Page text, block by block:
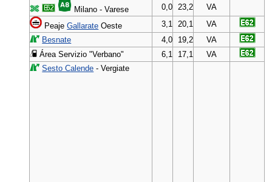
Milano - Varese
0,0 23,2 VA
PeajeGallarate Oeste 3,1 20,1
VA
Besnate
4,0 19,2
VA
Área Servizio "Verbano"
6,1 17,1
VA
Sesto Calende - Vergiate